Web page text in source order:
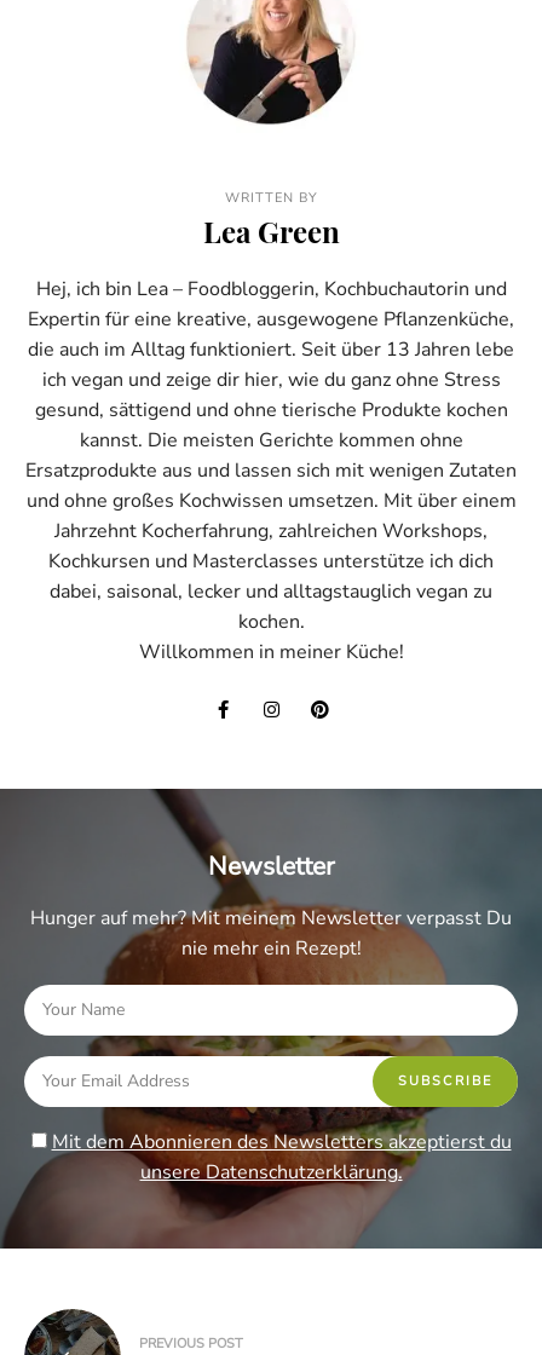
WRITTEN BY
Lea Green
Hej, ich bin Lea – Foodbloggerin, Kochbuchautorin und
Expertin für eine kreative, ausgewogene Pflanzenküche,
die auch im Alltag funktioniert. Seit über 13 Jahren lebe
ich vegan und zeige dir hier, wie du ganz ohne Stress
gesund, sättigend und ohne tierische Produkte kochen
kannst. Die meisten Gerichte kommen ohne
Ersatzprodukte aus und lassen sich mit wenigen Zutaten
und ohne großes Kochwissen umsetzen. Mit über einem
Jahrzehnt Kocherfahrung, zahlreichen Workshops,
Kochkursen und Masterclasses unterstütze ich dich
dabei, saisonal, lecker und alltagstauglich vegan zu
kochen.
Willkommen in meiner Küche!
Newsletter
Hunger auf mehr? Mit meinem Newsletter verpasst Du
nie mehr ein Rezept!
Mit dem Abonnieren des Newsletters akzeptierst du
unsere Datenschutzerklärung.
Beitragsnavigation
PREVIOUS POST